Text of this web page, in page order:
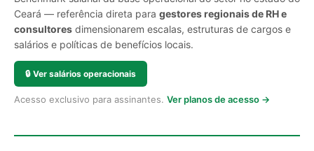
Ceará — referência direta para gestores regionais de RH e
consultores dimensionarem escalas, estruturas de cargos e
salários e políticas de benefícios locais.
🔒 Ver salários operacionais
Acesso exclusivo para assinantes. Ver planos de acesso →